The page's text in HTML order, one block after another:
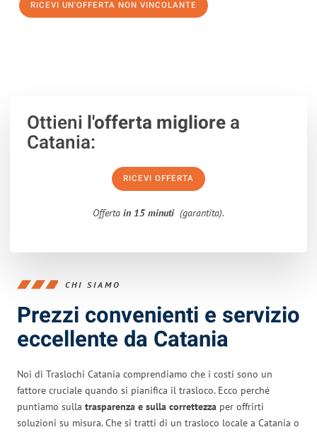
RICEVI UN'OFFERTA NON VINCOLANTE
Ottieni l'offerta migliorea
Catania:
RICEVI OFFERTA
Offerta in 15 minuti (garantita).
CHI SIAMO
Prezzi convenienti e servizio
eccellente da Catania
Noi di Traslochi Catania comprendiamo che i costi sono un
fattore cruciale quando si pianifica il trasloco. Ecco perché
puntiamo sulla trasparenza e sulla correttezza per offrirti
soluzioni su misura. Che si tratti di un trasloco locale a Catania o